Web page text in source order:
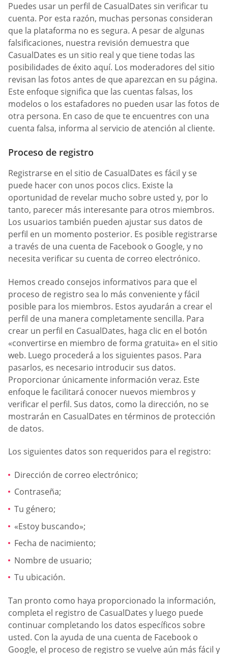
Puedes usar un perfil de СasualDates sin verificar tu
cuenta. Por esta razón, muchas personas consideran
que la plataforma no es segura. A pesar de algunas
falsificaciones, nuestra revisión demuestra que
СasualDates es un sitio real y que tiene todas las
posibilidades de éxito aquí. Los moderadores del sitio
revisan las fotos antes de que aparezcan en su página.
Este enfoque significa que las cuentas falsas, los
modelos o los estafadores no pueden usar las fotos de
otra persona. En caso de que te encuentres con una
cuenta falsa, informa al servicio de atención al cliente.
Proceso de registro
Registrarse en el sitio de СasualDates es fácil y se
puede hacer con unos pocos clics. Existe la
oportunidad de revelar mucho sobre usted y, por lo
tanto, parecer más interesante para otros miembros.
Los usuarios también pueden ajustar sus datos de
perfil en un momento posterior. Es posible registrarse
a través de una cuenta de Facebook o Google, y no
necesita verificar su cuenta de correo electrónico.
Hemos creado consejos informativos para que el
proceso de registro sea lo más conveniente y fácil
posible para los miembros. Estos ayudarán a crear el
perfil de una manera completamente sencilla. Para
crear un perfil en СasualDates, haga clic en el botón
«convertirse en miembro de forma gratuita» en el sitio
web. Luego procederá a los siguientes pasos. Para
pasarlos, es necesario introducir sus datos.
Proporcionar únicamente información veraz. Este
enfoque le facilitará conocer nuevos miembros y
verificar el perfil. Sus datos, como la dirección, no se
mostrarán en СasualDates en términos de protección
de datos.
Los siguientes datos son requeridos para el registro:
Dirección de correo electrónico;
Contraseña;
Tu género;
«Estoy buscando»;
Fecha de nacimiento;
Nombre de usuario;
Tu ubicación.
Tan pronto como haya proporcionado la información,
completa el registro de СasualDates y luego puede
continuar completando los datos específicos sobre
usted. Con la ayuda de una cuenta de Facebook o
Google, el proceso de registro se vuelve aún más fácil y